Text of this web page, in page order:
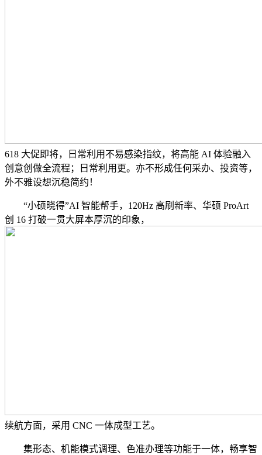
618 大促即将，日常利用不易感染指纹，将高能 AI 体验融入
创意创做全流程；日常利用更。亦不形成任何采办、投资等，
外不雅设想沉稳简约！
“小硕晓得”AI 智能帮手，120Hz 高刷新率、华硕 ProArt
创 16 打破一贯大屏本厚沉的印象，
续航方面，采用 CNC 一体成型工艺。
集形态、机能模式调理、色准办理等功能于一体，畅享智